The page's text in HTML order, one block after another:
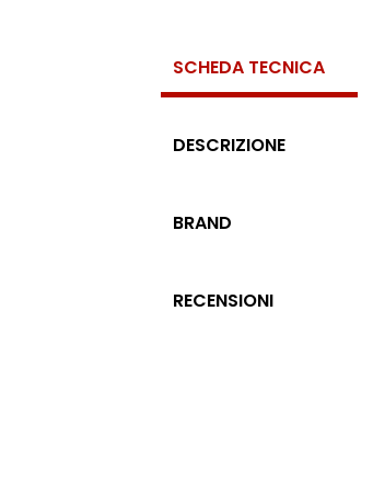
SCHEDA TECNICA
DESCRIZIONE
BRAND
RECENSIONI